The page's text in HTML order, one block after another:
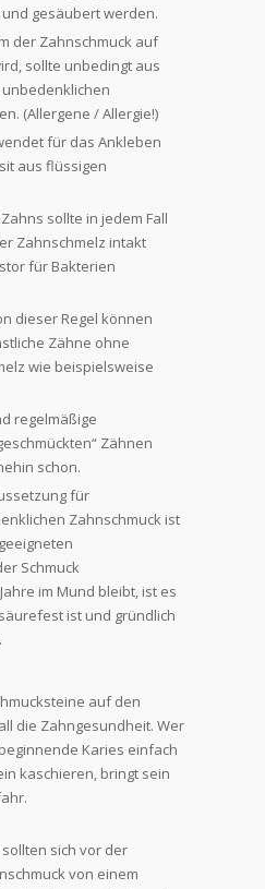
gesäubert werden.
der Zahnschmuck auf
sollte unbedingt aus
(Allergene / Allergie!)
für das Ankleben
aus flüssigen
sollte in jedem Fall
Zahnschmelz intakt
für Bakterien
dieser Regel können
Zähne ohne
wie beispielsweise
regelmäßige
Zähnen
schon.
für
Zahnschmuck ist
Schmuck
im Mund bleibt, ist es
ist und gründlich
auf den
die Zahngesundheit. Wer
Karies einfach
kaschieren, bringt sein
sich vor der
von einem